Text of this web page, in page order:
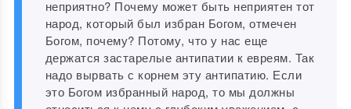
неприятно? Почему может быть неприятен тот
народ, который был избран Богом, отмечен
Богом, почему? Потому, что у нас еще
держатся застарелые антипатии к евреям. Так
надо вырвать с корнем эту антипатию. Если
это Богом избранный народ, то мы должны